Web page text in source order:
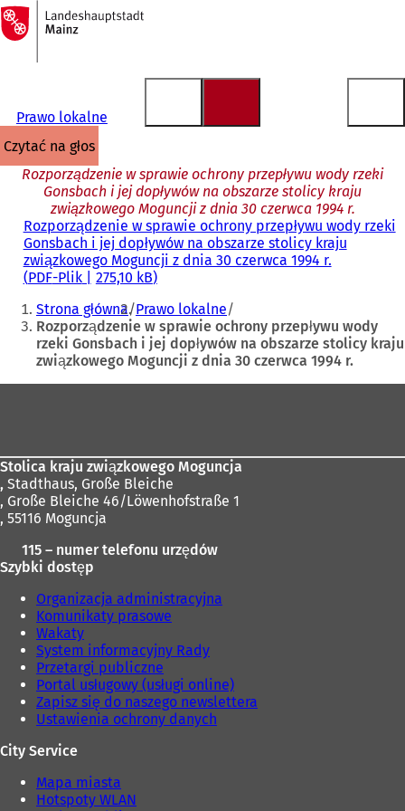
Przejdź do treści
Do
strony
głównej
Prawo lokalne
czytać na głos
Rozporządzenie w sprawie ochrony przepływu wody rzeki
Gonsbach i jej dopływów na obszarze stolicy kraju
związkowego Moguncji z dnia 30 czerwca 1994 r.
Rozporządzenie w sprawie ochrony przepływu wody rzeki
Gonsbach i jej dopływów na obszarze stolicy kraju
związkowego Moguncji z dnia 30 czerwca 1994 r.
PDF-Plik 275,10 kB
Jesteś
tutaj:
Strona główna Prawo lokalne
Rozporządzenie w sprawie ochrony przepływu wody
rzeki Gonsbach i jej dopływów na obszarze stolicy kraju
związkowego Moguncji z dnia 30 czerwca 1994 r.
Stolica kraju związkowego Moguncja
, Stadthaus, Große Bleiche
, Große Bleiche 46/Löwenhofstraße 1
, 55116 Moguncja
115 – numer telefonu urzędów
Szybki dostęp
Organizacja administracyjna
Komunikaty prasowe
Wakaty
System informacyjny Rady
Przetargi publiczne
Portal usługowy (usługi online)
Zapisz się do naszego newslettera
Ustawienia ochrony danych
City Service
Mapa miasta
Hotspoty WLAN